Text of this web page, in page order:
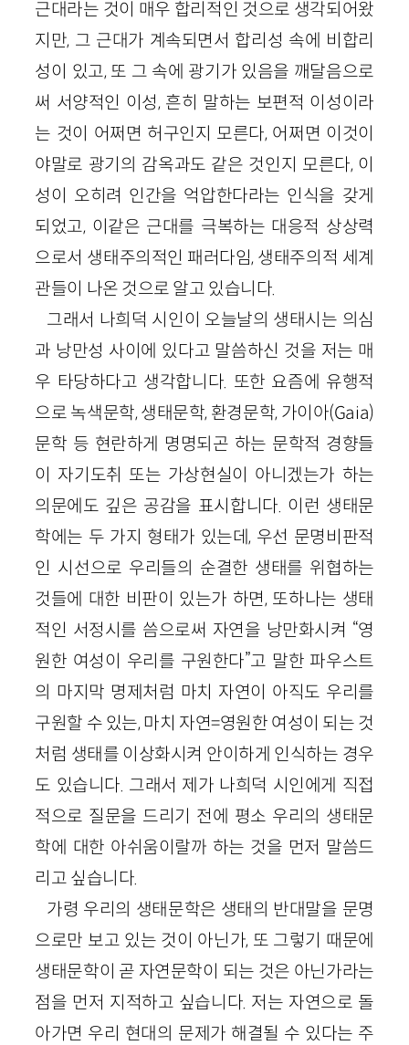
근대라는 것이 매우 합리적인 것으로 생각되어왔
지만, 그 근대가 계속되면서 합리성 속에 비합리
성이 있고, 또 그 속에 광기가 있음을 깨달음으로
써 서양적인 이성, 흔히 말하는 보편적 이성이라
는 것이 어쩌면 허구인지 모른다, 어쩌면 이것이
야말로 광기의 감옥과도 같은 것인지 모른다, 이
성이 오히려 인간을 억압한다라는 인식을 갖게
되었고, 이같은 근대를 극복하는 대응적 상상력
으로서 생태주의적인 패러다임, 생태주의적 세계
관들이 나온 것으로 알고 있습니다.
그래서 나희덕 시인이 오늘날의 생태시는 의심
과 낭만성 사이에 있다고 말씀하신 것을 저는 매
우 타당하다고 생각합니다. 또한 요즘에 유행적
으로 녹색문학, 생태문학, 환경문학, 가이아(Gaia)
문학 등 현란하게 명명되곤 하는 문학적 경향들
이 자기도취 또는 가상현실이 아니겠는가 하는
의문에도 깊은 공감을 표시합니다. 이런 생태문
학에는 두 가지 형태가 있는데, 우선 문명비판적
인 시선으로 우리들의 순결한 생태를 위협하는
것들에 대한 비판이 있는가 하면, 또하나는 생태
적인 서정시를 씀으로써 자연을 낭만화시켜 “영
원한 여성이 우리를 구원한다”고 말한 파우스트
의 마지막 명제처럼 마치 자연이 아직도 우리를
구원할 수 있는, 마치 자연=영원한 여성이 되는 것
처럼 생태를 이상화시켜 안이하게 인식하는 경우
도 있습니다. 그래서 제가 나희덕 시인에게 직접
적으로 질문을 드리기 전에 평소 우리의 생태문
학에 대한 아쉬움이랄까 하는 것을 먼저 말씀드
리고 싶습니다.
가령 우리의 생태문학은 생태의 반대말을 문명
으로만 보고 있는 것이 아닌가, 또 그렇기 때문에
생태문학이 곧 자연문학이 되는 것은 아닌가라는
점을 먼저 지적하고 싶습니다. 저는 자연으로 돌
아가면 우리 현대의 문제가 해결될 수 있다는 주